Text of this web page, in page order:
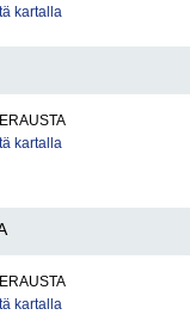
kartalla
kartalla
kartalla